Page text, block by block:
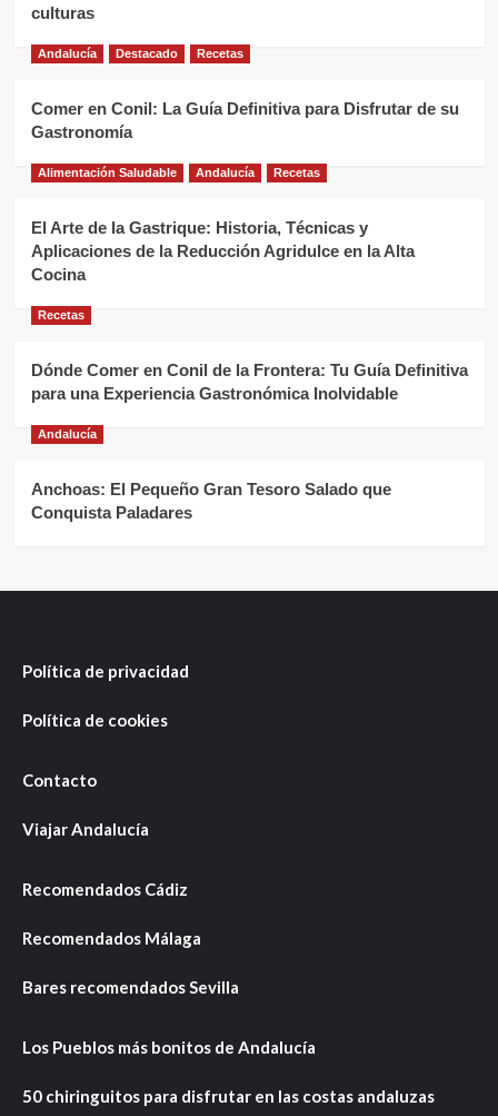
culturas
Andalucía Destacado Recetas
Comer en Conil: La Guía Definitiva para Disfrutar de su
Gastronomía
Alimentación Saludable Andalucía Recetas
El Arte de la Gastrique: Historia, Técnicas y
Aplicaciones de la Reducción Agridulce en la Alta
Cocina
Recetas
Dónde Comer en Conil de la Frontera: Tu Guía Definitiva
para una Experiencia Gastronómica Inolvidable
Andalucía
Anchoas: El Pequeño Gran Tesoro Salado que
Conquista Paladares
Política de privacidad
Política de cookies
Contacto
Viajar Andalucía
Recomendados Cádiz
Recomendados Málaga
Bares recomendados Sevilla
Los Pueblos más bonitos de Andalucía
50 chiringuitos para disfrutar en las costas andaluzas